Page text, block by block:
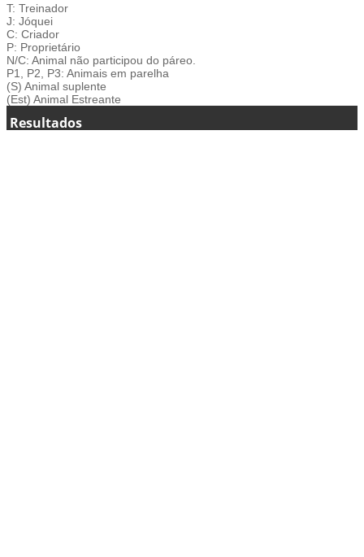
T: Treinador
J: Jóquei
C: Criador
P: Proprietário
N/C: Animal não participou do páreo.
P1, P2, P3: Animais em parelha
(S) Animal suplente
(Est) Animal Estreante
Resultados